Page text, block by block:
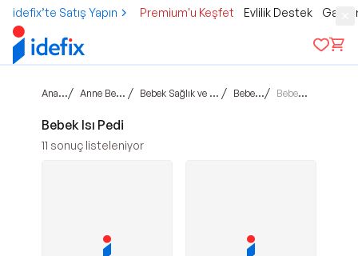
idefix’te Satış Yapın Premium'u Keşfet Evlilik Destek
Ana sayfa/ Anne Bebek Çocuk / Bebek Sağlık ve Bakım Ürünleri / Bebek Sağlık / Bebek Isı Pedi
Bebek Isı Pedi
11 sonuç listeleniyor